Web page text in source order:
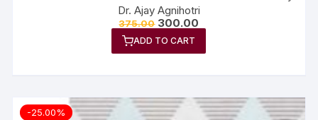
Dr. Ajay Agnihotri
375.00 300.00
ADD TO CART
-25.00%